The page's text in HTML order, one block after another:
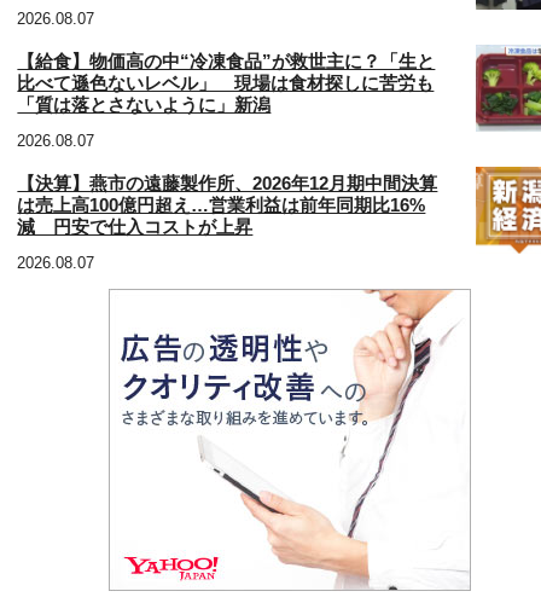
2026.08.07
【給食】物価高の中“冷凍食品”が救世主に？「生と
比べて遜色ないレベル」 現場は食材探しに苦労も
「質は落とさないように」新潟
2026.08.07
【決算】燕市の遠藤製作所、2026年12月期中間決算
は売上高100億円超え…営業利益は前年同期比16%
減 円安で仕入コストが上昇
2026.08.07